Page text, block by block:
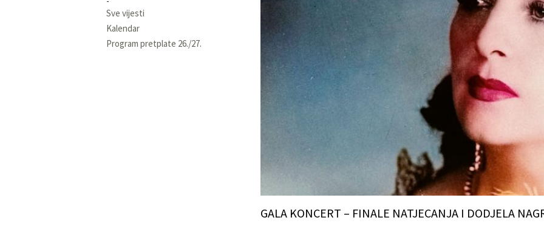
Sve vijesti
Kalendar
Program pretplate 26./27.
GALA KONCERT – FINALE NATJECANJA I DODJELA